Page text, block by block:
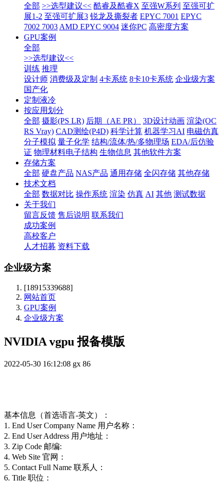
全部 >>选型建议<< 酷睿及酷睿X 至强W系列 至强可扩
展1-2 至强可扩展3 锐龙及撕裂者 EPYC 7001 EPYC
7002 7003 AMD EPYC 9004 迷你PC 高密度方案
GPU案例
全部
>>选型建议<<
训练 推理
设计师 消费级及定制 4卡系统 8卡10卡系统 企业级方案
国产化
定制液冷
按应用划分
全部 摄影(PS LR) 后期（AE PR） 3D设计动画 渲染(OC
RS Vray) CAD测绘(P4D) 科学计算 机器学习AI 电磁仿真
分子模拟 量子化学 结构/流体/热/多物理场 EDA/后仿验
证 物理材料电子结构 生物信息 其他软件方案
存储方案
全部 硬盘产品 NAS产品 通用存储 全闪存储 其他存储
技术文档
全部 数据对比 操作系统 渲染 仿真 AI 其他 测试数据
关于我们
留言反馈 售后说明 联系我们
成功案例
高校客户
人才招募 资料下载
企业级方案
[18915339688]
网站首页
GPU案例
企业级方案
NVIDIA vgpu 报备模版
2022-05-30 16:12:08 gx 86
基本信息（首选语言-英文）：
1. End User Company Name 用户名称：
2. End User Address 用户地址：
3. Zip Code 邮编:
4. Web Site 官网：
5. Contact Full Name 联系人：
6. Title 职位：